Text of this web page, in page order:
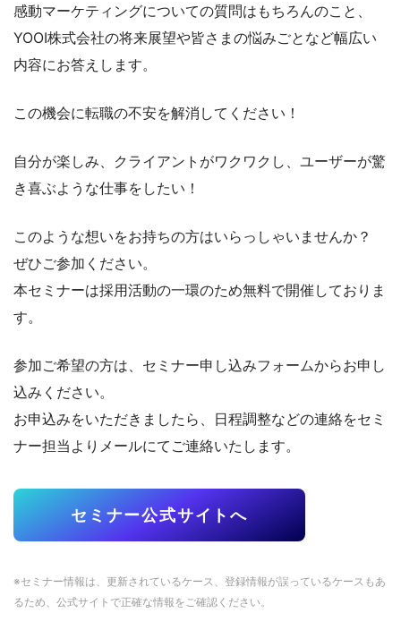
感動マーケティングについての質問はもちろんのこと、
YOOI株式会社の将来展望や皆さまの悩みごとなど幅広い
内容にお答えします。
この機会に転職の不安を解消してください！
自分が楽しみ、クライアントがワクワクし、ユーザーが驚
き喜ぶような仕事をしたい！
このような想いをお持ちの方はいらっしゃいませんか？
ぜひご参加ください。
本セミナーは採用活動の一環のため無料で開催しておりま
す。
参加ご希望の方は、セミナー申し込みフォームからお申し
込みください。
お申込みをいただきましたら、日程調整などの連絡をセミ
ナー担当よりメールにてご連絡いたします。
セミナー公式サイトへ
※セミナー情報は、更新されているケース、登録情報が誤っているケースもあ
るため、公式サイトで正確な情報をご確認ください。